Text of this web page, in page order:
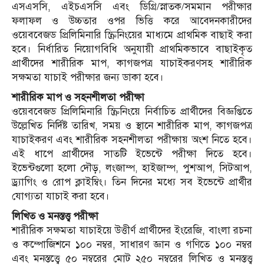
এসএসসি, এইচএসসি এবং ডিগ্রি/স্নাতক/সমমান পরীক্ষার
ফলাফল ও উচ্চতার ওপর ভিত্তি করে আবেদনকারীদের
ওয়েববেজড প্রিলিমিনারি স্ক্রিনিংয়ের মাধ্যমে প্রাথমিক বাছাই করা
হবে। নির্ধারিত নিয়োগবিধি অনুযায়ী প্রাথমিকভাবে বাছাইকৃত
প্রার্থীদের শারীরিক মাপ, কাগজপত্র যাচাইকরণসহ শারীরিক
সক্ষমতা যাচাই পরীক্ষার জন্য ডাকা হবে।
শারীরিক মাপ ও সহনশীলতা পরীক্ষা
ওয়েববেজড প্রিলিমিনারি স্ক্রিনিংয়ে নির্বাচিত প্রার্থীদের বিজ্ঞপ্তিতে
উল্লেখিত নির্দিষ্ট তারিখ, সময় ও স্থানে শারীরিক মাপ, কাগজপত্র
যাচাইকরণ এবং শারীরিক সহনশীলতা পরীক্ষায় অংশ নিতে হবে।
এই ধাপে প্রার্থীদের সাতটি ইভেন্টে পরীক্ষা দিতে হবে।
ইভেন্টগুলো হলো দৌড়, লংজাম্প, হাইজাম্প, পুশআপ, সিটআপ,
ড্র্যাগিং ও রোপ ক্লাইম্বিং। তিন দিনের মধ্যে সব ইভেন্টে প্রার্থীর
যোগ্যতা যাচাই করা হবে।
লিখিত ও মনস্তত্ত্ব পরীক্ষা
শারীরিক সক্ষমতা যাচাইয়ে উত্তীর্ণ প্রার্থীদের ইংরেজি, বাংলা রচনা
ও কম্পোজিশনে ১০০ নম্বর, সাধারণ জ্ঞান ও গণিতে ১০০ নম্বর
এবং মনস্তত্ত্বে ৫০ নম্বরের মোট ২৫০ নম্বরের লিখিত ও মনস্তত্ত্ব